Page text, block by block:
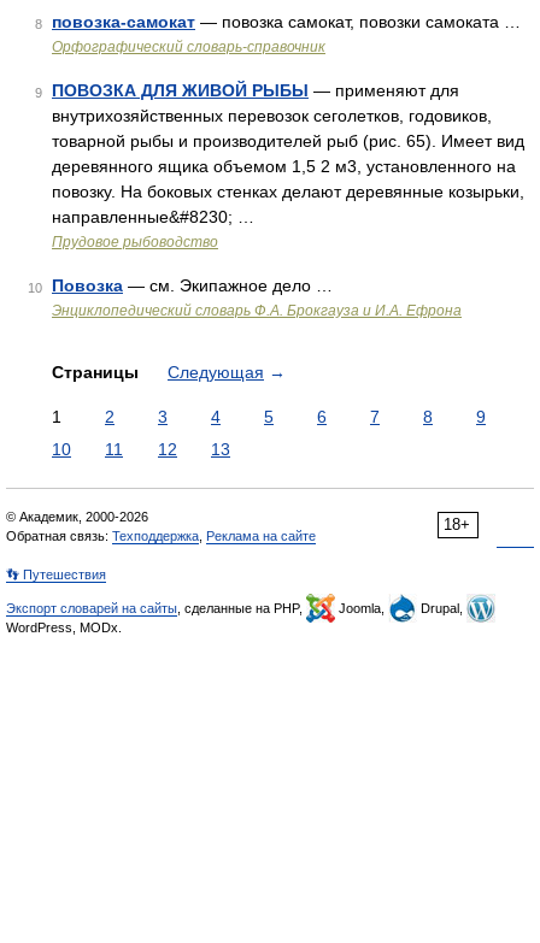
8 повозка-самокат — повозка самокат, повозки самоката …
Орфографический словарь-справочник
9 ПОВОЗКА ДЛЯ ЖИВОЙ РЫБЫ — применяют для
внутрихозяйственных перевозок сеголетков, годовиков,
товарной рыбы и производителей рыб (рис. 65). Имеет вид
деревянного ящика объемом 1,5 2 м3, установленного на
повозку. На боковых стенках делают деревянные козырьки,
направленные&#8230; …
Прудовое рыбоводство
10 Повозка — см. Экипажное дело …
Энциклопедический словарь Ф.А. Брокгауза и И.А. Ефрона
Страницы Следующая →
1 2 3 4 5 6 7 8
9
10
11 12 13
18+
© Академик, 2000-2026
Обратная связь: Техподдержка Реклама на сайте
👣 Путешествия
Экспорт словарей на сайты , сделанные на PHP, Joomla,
Drupal,
WordPress, MODx.